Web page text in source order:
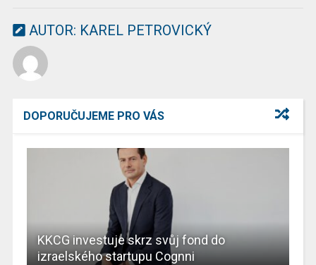
AUTOR: KAREL PETROVICKÝ
DOPORUČUJEME PRO VÁS
KKCG investuje skrz svůj fond do
izraelského startupu Cognni